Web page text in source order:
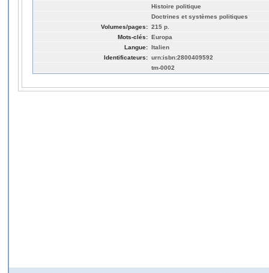
Histoire politique
Doctrines et systèmes politiques
Volumes/pages: 215 p.
Mots-clés: Europa
Langue: Italien
Identificateurs: urn:isbn:2800409592
tm-0002